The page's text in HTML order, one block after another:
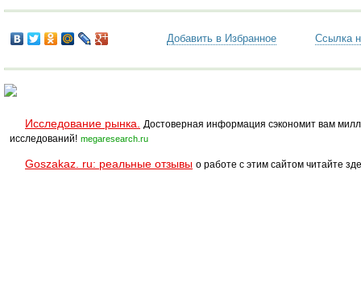
Добавить в Избранное Ссылка
Исследование рынка.
Достоверная информация сэкономит вам
исследований! megaresearch.ru
Goszakaz. ru: реальные отзывы о работе с этим сайтом читайте